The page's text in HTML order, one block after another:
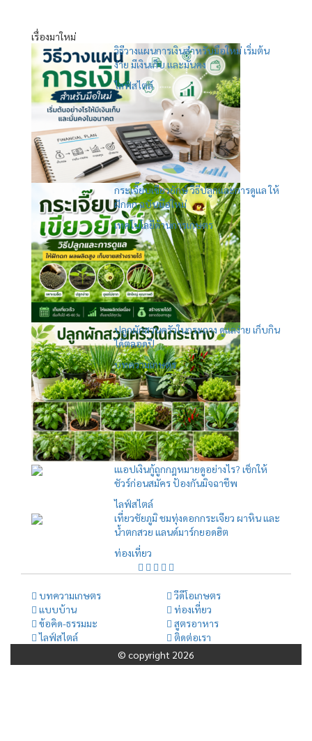
เรื่องมาใหม่
วิธีวางแผนการเงินสำหรับมือใหม่ เริ่มต้น
ง่าย มีเงินเก็บ และมั่นคง
ไลฟ์สไตล์
กระเจี๊ยบเขียวยักษ์ วิธีปลูกและการดูแล ให้
ฝักดก ฉบับมือใหม่
เทคโนโลยีด้านการเกษตร
ปลูกผักสวนครัวในกระถาง ดูแลง่าย เก็บกิน
ได้ตลอดปี
บทความเกษตร
เแอปเงินกู้ถูกกฎหมายดูอย่างไร? เช็กให้
ชัวร์ก่อนสมัคร ป้องกันมิจฉาชีพ
ไลฟ์สไตล์
เที่ยวชัยภูมิ ชมทุ่งดอกกระเจียว ผาหิน และ
น้ำตกสวย แลนด์มาร์กยอดฮิต
ท่องเที่ยว
บทความเกษตร
วีดีโอเกษตร
แบบบ้าน
ท่องเที่ยว
ข้อคิด-ธรรมมะ
สูตรอาหาร
ไลฟ์สไตล์
ติดต่อเรา
© copyright 2026